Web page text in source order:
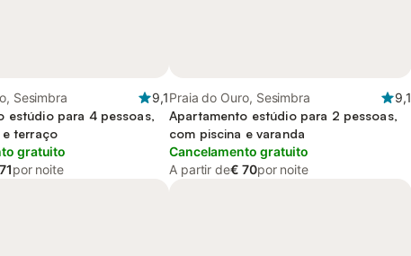
Sesimbra
9,1
estúdio para 4 pessoas,
terraço
gratuito
por noite
Praia do Ouro, Sesimbra
9,1
Apartamento estúdio para 2 pessoas,
com piscina e varanda
Cancelamento gratuito
A partir de€ 70por noite